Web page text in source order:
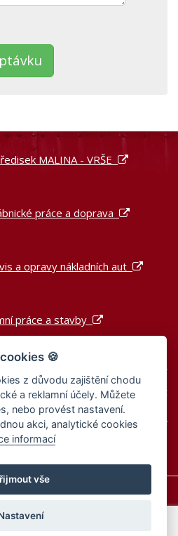
MALINA - VRŠE
práce a doprava
a opravy nákladních aut
práce a stavby
je prodávající povinen vystavit
účtenku.
přijatou tržbu u správce daně
výpadku pak nejpozději do 48
hodin.
zpracování osobních údajů
údajů – výběrová řízení
🍪
z důvodu zajištění chodu
a reklamní účely. Můžete
nebo provést nastavení.
akci, analytické cookies
informací
vše